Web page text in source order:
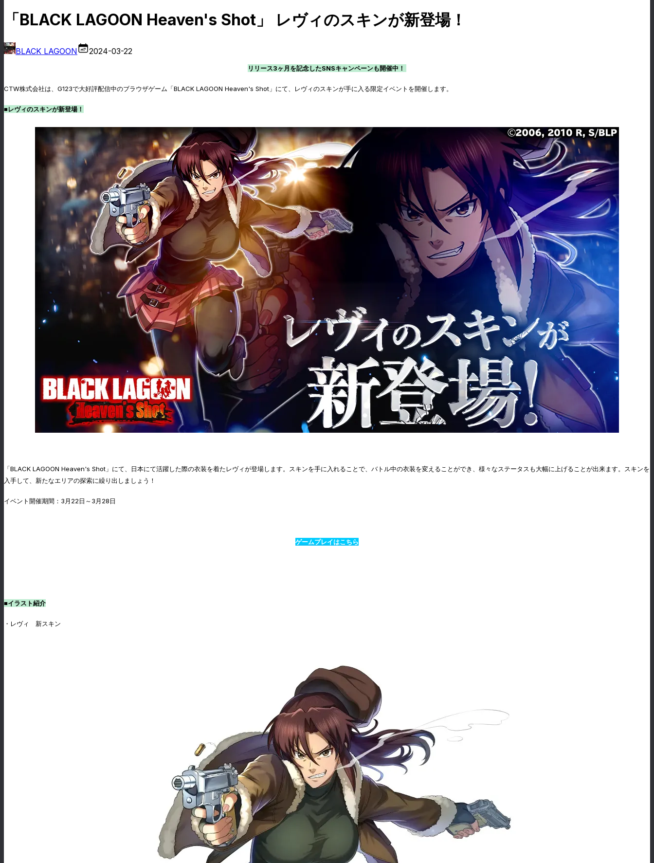
「BLACK LAGOON Heaven's Shot」 レヴィのスキンが新登場！
BLACK LAGOON 2024-03-22
リリース3ヶ月を記念したSNSキャンペーンも開催中！
CTW株式会社は、G123で大好評配信中のブラウザゲーム「BLACK LAGOON Heaven's Shot」にて、レヴィのスキンが手に入る限定イベントを開催します。
■レヴィのスキンが新登場！
「BLACK LAGOON Heaven's Shot」にて、日本にて活躍した際の衣装を着たレヴィが登場します。スキンを手に入れることで、バトル中の衣装を変えることができ、様々なステータスも大幅に上げることが出来ます。スキンを
入手して、新たなエリアの探索に繰り出しましょう！
イベント開催期間：3月22日～3月28日
ゲームプレイはこちら
■イラスト紹介
・レヴィ 新スキン